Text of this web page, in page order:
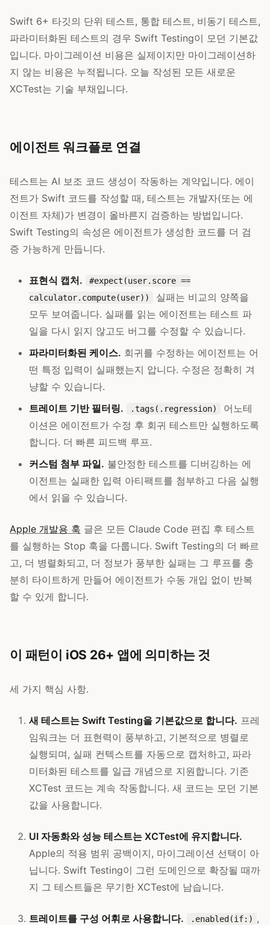
Swift 6+ 타깃의 단위 테스트, 통합 테스트, 비동기 테스트,
파라미터화된 테스트의 경우 Swift Testing이 모던 기본값
입니다. 마이그레이션 비용은 실제이지만 마이그레이션하
지 않는 비용은 누적됩니다. 오늘 작성된 모든 새로운
XCTest는 기술 부채입니다.
에이전트 워크플로 연결
테스트는 AI 보조 코드 생성이 작동하는 계약입니다. 에이
전트가 Swift 코드를 작성할 때, 테스트는 개발자(또는 에
이전트 자체)가 변경이 올바른지 검증하는 방법입니다.
Swift Testing의 속성은 에이전트가 생성한 코드를 더 검
증 가능하게 만듭니다.
표현식 캡처.
#expect(user.score ==
calculator.compute(user))
실패는 비교의 양쪽을
모두 보여줍니다. 실패를 읽는 에이전트는 테스트 파
일을 다시 읽지 않고도 버그를 수정할 수 있습니다.
파라미터화된 케이스. 회귀를 수정하는 에이전트는 어
떤 특정 입력이 실패했는지 압니다. 수정은 정확히 겨
냥할 수 있습니다.
트레이트 기반 필터링.
.tags(.regression)
어노테
이션은 에이전트가 수정 후 회귀 테스트만 실행하도록
합니다. 더 빠른 피드백 루프.
커스텀 첨부 파일. 불안정한 테스트를 디버깅하는 에
이전트는 실패한 입력 아티팩트를 첨부하고 다음 실행
에서 읽을 수 있습니다.
Apple 개발용 훅 글은 모든 Claude Code 편집 후 테스트
를 실행하는 Stop 훅을 다룹니다. Swift Testing의 더 빠르
고, 더 병렬화되고, 더 정보가 풍부한 실패는 그 루프를 충
분히 타이트하게 만들어 에이전트가 수동 개입 없이 반복
할 수 있게 합니다.
이 패턴이 iOS 26+ 앱에 의미하는 것
세 가지 핵심 사항.
새 테스트는 Swift Testing을 기본값으로 합니다. 프레
임워크는 더 표현력이 풍부하고, 기본적으로 병렬로
실행되며, 실패 컨텍스트를 자동으로 캡처하고, 파라
미터화된 테스트를 일급 개념으로 지원합니다. 기존
XCTest 코드는 계속 작동합니다. 새 코드는 모던 기본
값을 사용합니다.
UI 자동화와 성능 테스트는 XCTest에 유지합니다.
Apple의 적용 범위 공백이지, 마이그레이션 선택이 아
닙니다. Swift Testing이 그런 도메인으로 확장될 때까
지 그 테스트들은 무기한 XCTest에 남습니다.
트레이트를 구성 어휘로 사용합니다. .enabled(if:) ,